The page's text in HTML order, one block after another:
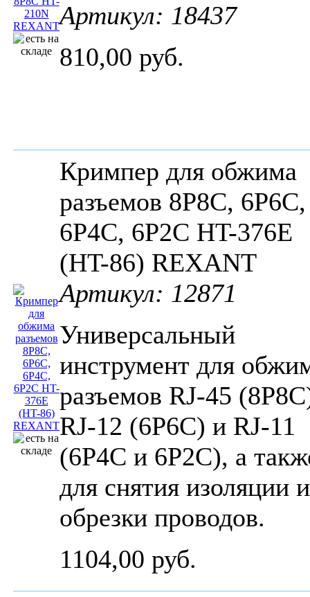
Артикул: 18437
810,00 руб.
Кримпер для обжима
разъемов 8P8C, 6P6C,
6P4C, 6P2C HT-376E
(HT-86) REXANT
Артикул: 12871
Универсальный
инструмент для
разъемов RJ-45
RJ-12 (6P6C) и RJ-11
(6P4C и 6P2C), а
для снятия изоляции и
обрезки проводов.
1104,00 руб.